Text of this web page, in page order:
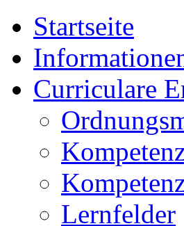
Startseite
Curriculare
Lernfelder